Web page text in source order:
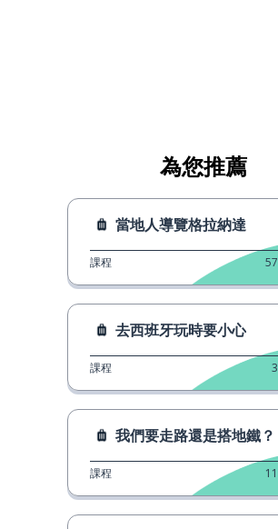
為您推薦
當地人導覽格拉納達
課程 57
去西班牙玩時要小心
課程 3
我們要走路還是搭地鐵？
課程 11